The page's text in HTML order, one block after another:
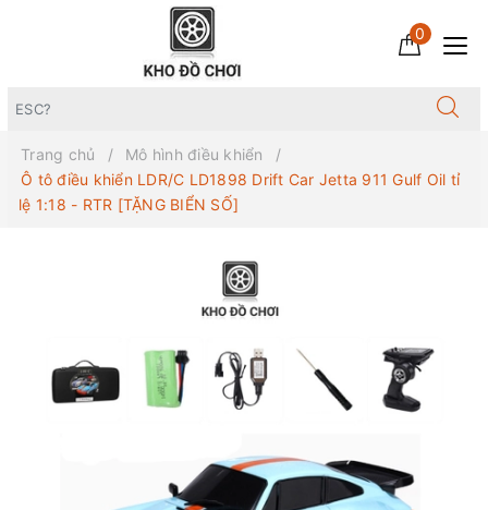
0
Trang chủ
Mô hình điều khiển
Ô tô điều khiển LDR/C LD1898 Drift Car Jetta 911 Gulf Oil tỉ
lệ 1:18 - RTR [TẶNG BIỂN SỐ]